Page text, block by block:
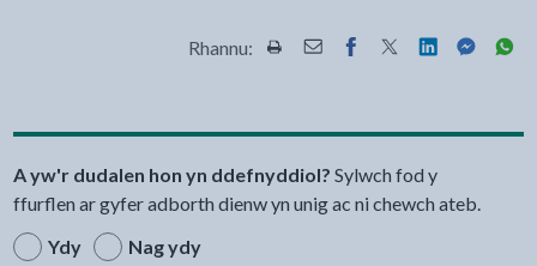
Rhannu: Rhannwch y dudalen hon wrth
Rhannwch y dudalen hon
Rhannwch y dudalen
Rhannwch y
Rhannwch y
A yw'r dudalen hon yn ddefnyddiol? Sylwch fod y
ffurflen ar gyfer adborth dienw yn unig ac ni chewch ateb.
Ydy
Nag ydy